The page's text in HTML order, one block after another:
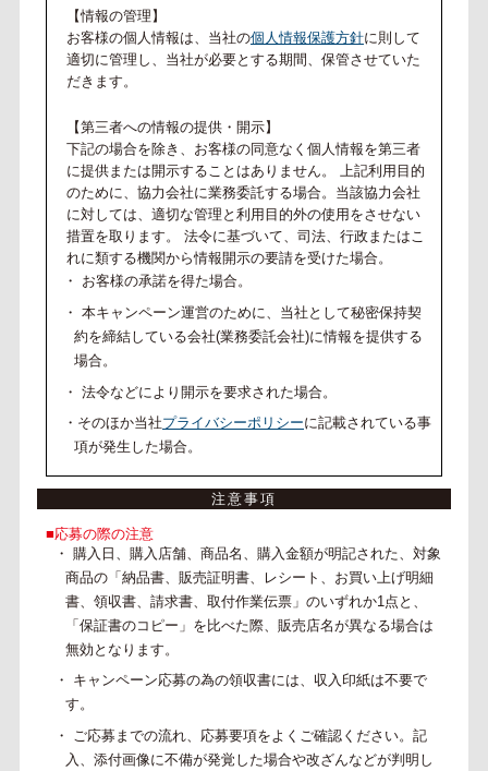
【情報の管理】
お客様の個人情報は、当社の個人情報保護方針に則して
適切に管理し、当社が必要とする期間、保管させていた
だきます。
【第三者への情報の提供・開示】
下記の場合を除き、お客様の同意なく個人情報を第三者
に提供または開示することはありません。 上記利用目的
のために、協力会社に業務委託する場合。当該協力会社
に対しては、適切な管理と利用目的外の使用をさせない
措置を取ります。 法令に基づいて、司法、行政またはこ
れに類する機関から情報開示の要請を受けた場合。
・ お客様の承諾を得た場合。
・ 本キャンペーン運営のために、当社として秘密保持契
約を締結している会社(業務委託会社)に情報を提供する
場合。
・ 法令などにより開示を要求された場合。
・そのほか当社プライバシーポリシーに記載されている事
項が発生した場合。
注意事項
■応募の際の注意
・ 購入日、購入店舗、商品名、購入金額が明記された、対象
商品の「納品書、販売証明書、レシート、お買い上げ明細
書、領収書、請求書、取付作業伝票」のいずれか1点と、
「保証書のコピー」を比べた際、販売店名が異なる場合は
無効となります。
・ キャンペーン応募の為の領収書には、収入印紙は不要で
す。
・ ご応募までの流れ、応募要項をよくご確認ください。記
入、添付画像に不備が発覚した場合や改ざんなどが判明し